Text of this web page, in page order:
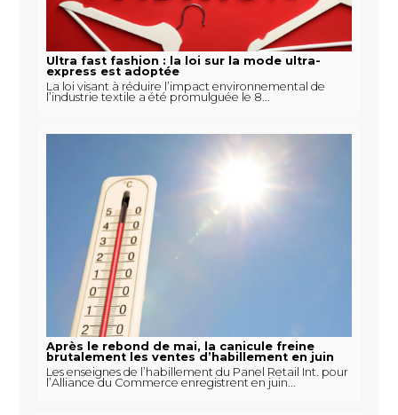
Ultra fast fashion : la loi sur la mode ultra-
express est adoptée
La loi visant à réduire l’impact environnemental de
l’industrie textile a été promulguée le 8...
Après le rebond de mai, la canicule freine
brutalement les ventes d’habillement en juin
Les enseignes de l’habillement du Panel Retail Int. pour
l’Alliance du Commerce enregistrent en juin...